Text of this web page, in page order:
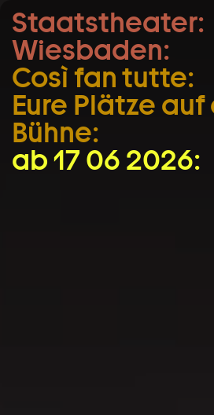
Zum Hauptinhalt springen
Zum Footer springen
Staatstheater:
Wiesbaden:
Così fan tutte:
Eure Plätze auf
Bühne:
ab 17 06 2026: